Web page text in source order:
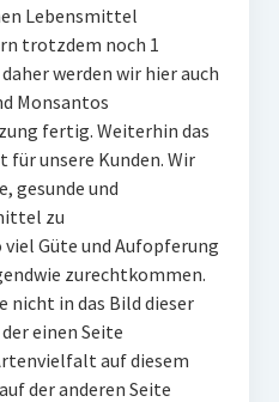
Lebensmittel
trotzdem noch 1
werden wir hier auch
Monsantos
fertig. Weiterhin das
unsere Kunden. Wir
gesunde und
zu
Güte und Aufopferung
zurechtkommen.
nicht in das Bild dieser
einen Seite
auf diesem
der anderen Seite